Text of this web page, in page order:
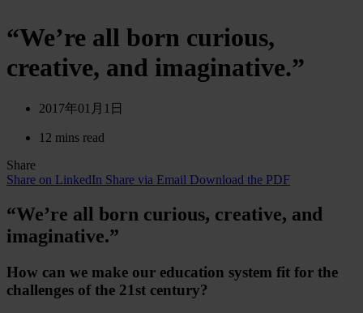
“We’re all born curious,
creative, and imaginative.”
2017年01月1日
12 mins read
Share
Share on LinkedIn Share via Email Download the PDF
“We’re all born curious, creative, and
imaginative.”
How can we make our education system fit for the
challenges of the 21st century?